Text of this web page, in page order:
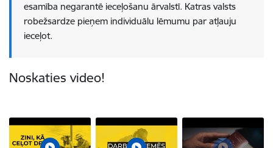
esamība negarantē ieceļošanu ārvalstī. Katras valsts
robežsardze pieņem individuālu lēmumu par atļauju
ieceļot.
Noskaties video!